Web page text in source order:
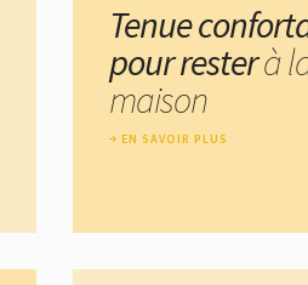
Tenue
pour resterà
maison
EN SAVOIR PLUS